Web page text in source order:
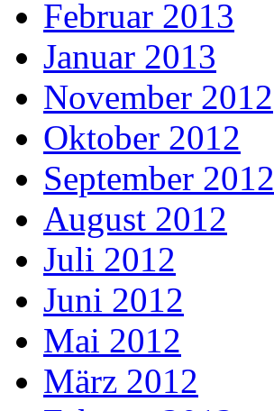
Februar 2013
Januar 2013
November 2012
Oktober 2012
September 2012
August 2012
Juli 2012
Juni 2012
Mai 2012
März 2012